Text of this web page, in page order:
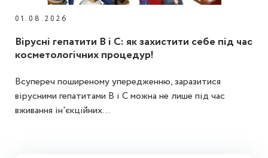
01.08.2026
Вірусні гепатити В і С: як захистити себе під час
косметологічних процедур!
Всупереч поширеному упередженню, заразитися
вірусними гепатитами В і С можна не лише під час
вживання ін'єкційних...